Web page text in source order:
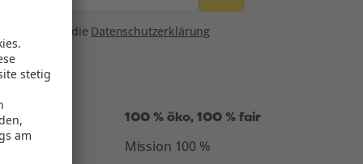
Ich habe die Datenschutzerklärung
100 % öko, 100 % fair
Mission 100 %